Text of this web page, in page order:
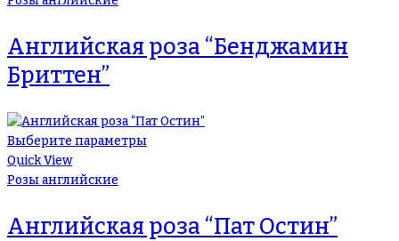
Английская роза “Бенджамин
Бриттен”
Выберите параметры
Quick View
Розы английские
Английская роза “Пат Остин”